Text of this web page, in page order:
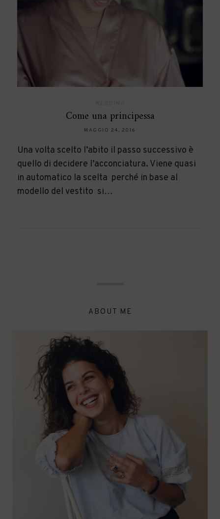
Come una principessa
MAGGIO 24, 2016
Una volta scelto l’abito il passo successivo è
quello di decidere l’acconciatura. Viene quasi
in automatico la scelta perché in base al
modello del vestito si…
ABOUT ME